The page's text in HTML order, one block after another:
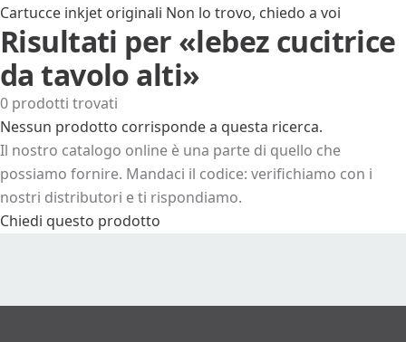
Cartucce inkjet originali Non lo trovo, chiedo a voi
Risultati per «lebez cucitrice
da tavolo alti»
0 prodotti trovati
Nessun prodotto corrisponde a questa ricerca.
Il nostro catalogo online è una parte di quello che
possiamo fornire. Mandaci il codice: verifichiamo con i
nostri distributori e ti rispondiamo.
Chiedi questo prodotto